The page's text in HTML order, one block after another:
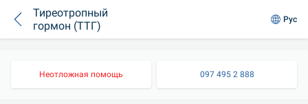
Тиреотропный
гормон (ТТГ)
Рус
Неотложная помощь 097 495 2 888